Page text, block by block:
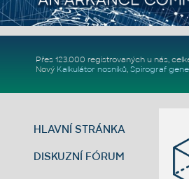
Přes 123.000 registrovaných u nás,
Nový Kalkulátor nosníků, Spirograf
HLAVNÍ STRÁNKA
DISKUZNÍ FÓRUM